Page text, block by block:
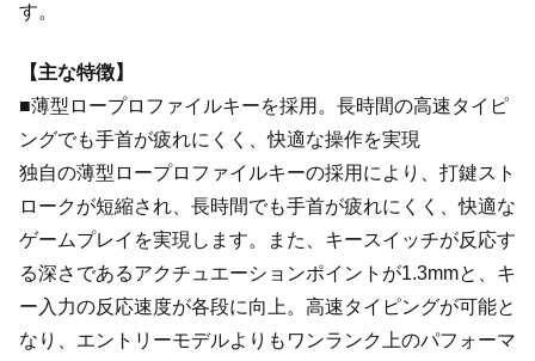
す。
【主な特徴】
■薄型ロープロファイルキーを採用。長時間の高速タイピ
ングでも手首が疲れにくく、快適な操作を実現
独自の薄型ロープロファイルキーの採用により、打鍵スト
ロークが短縮され、長時間でも手首が疲れにくく、快適な
ゲームプレイを実現します。また、キースイッチが反応す
る深さであるアクチュエーションポイントが1.3mmと、キ
ー入力の反応速度が各段に向上。高速タイピングが可能と
なり、エントリーモデルよりもワンランク上のパフォーマ